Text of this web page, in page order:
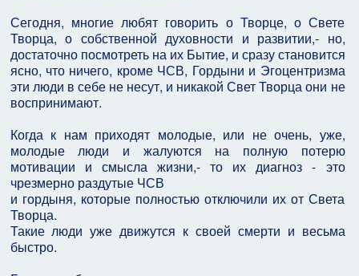
Сегодня, многие любят говорить о Творце, о Свете
Творца, о собственной духовности и развитии,- но,
достаточно посмотреть на их Бытие, и сразу становится
ясно, что ничего, кроме ЧСВ, Гордыни и Эгоцентризма
эти люди в себе не несут, и никакой Свет Творца они не
воспринимают.
Когда к нам приходят молодые, или не очень, уже,
молодые люди и жалуются на полную потерю
мотивации и смысла жизни,- то их диагноз - это
чрезмерно раздутые ЧСВ
и гордыня, которые полностью отключили их от Света
Творца.
Такие люди уже движутся к своей смерти и весьма
быстро.